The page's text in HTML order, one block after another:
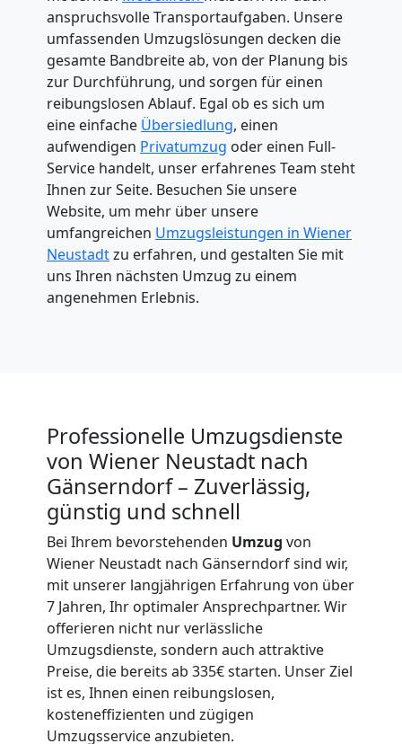
anspruchsvolle Transportaufgaben. Unsere
umfassenden Umzugslösungen decken die
gesamte Bandbreite ab, von der Planung bis
zur Durchführung, und sorgen für einen
reibungslosen Ablauf. Egal ob es sich um
eine einfache Übersiedlung, einen
aufwendigen Privatumzug oder einen Full-
Service handelt, unser erfahrenes Team steht
Ihnen zur Seite. Besuchen Sie unsere
Website, um mehr über unsere
umfangreichen Umzugsleistungen in Wiener
Neustadtzu erfahren, und gestalten Sie mit
uns Ihren nächsten Umzug zu einem
angenehmen Erlebnis.
Professionelle Umzugsdienste
von Wiener Neustadt nach
Gänserndorf – Zuverlässig,
günstig und schnell
Bei Ihrem bevorstehenden Umzug von
Wiener Neustadt nach Gänserndorf sind wir,
mit unserer langjährigen Erfahrung von über
7 Jahren, Ihr optimaler Ansprechpartner. Wir
offerieren nicht nur verlässliche
Umzugsdienste, sondern auch attraktive
Preise, die bereits ab 335€ starten. Unser Ziel
ist es, Ihnen einen reibungslosen,
kosteneffizienten und zügigen
Umzugsservice anzubieten.